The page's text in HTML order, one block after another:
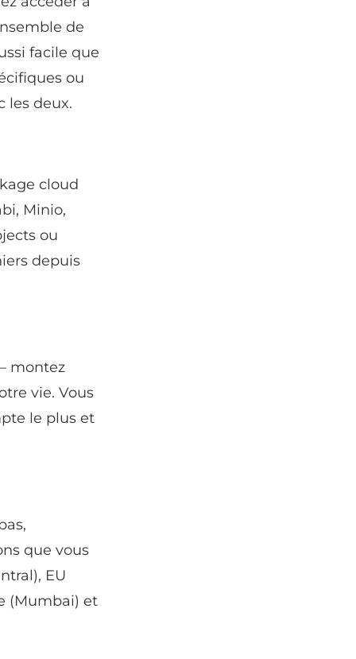
de
facile que
ou
les deux.
cloud
Minio,
ou
depuis
montez
vie. Vous
le plus et
que vous
EU
(Mumbai) et